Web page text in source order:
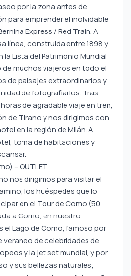
por la zona antes de
para emprender el inolvidable
Express / Red Train. A
línea, construida entre 1898 y
la Lista del Patrimonio Mundial
de muchos viajeros en todo el
de paisajes extraordinarios y
de fotografiarlos. Tras
de agradable viaje en tren,
de Tirano y nos dirigimos con
en la región de Milán. A
toma de habitaciones y
– OUTLET
nos dirigimos para visitar el
los huéspedes que lo
en el Tour de Como (50
a Como, en nuestro
el Lago de Como, famoso por
veraneo de celebridades de
y la jet set mundial, y por
y sus bellezas naturales;